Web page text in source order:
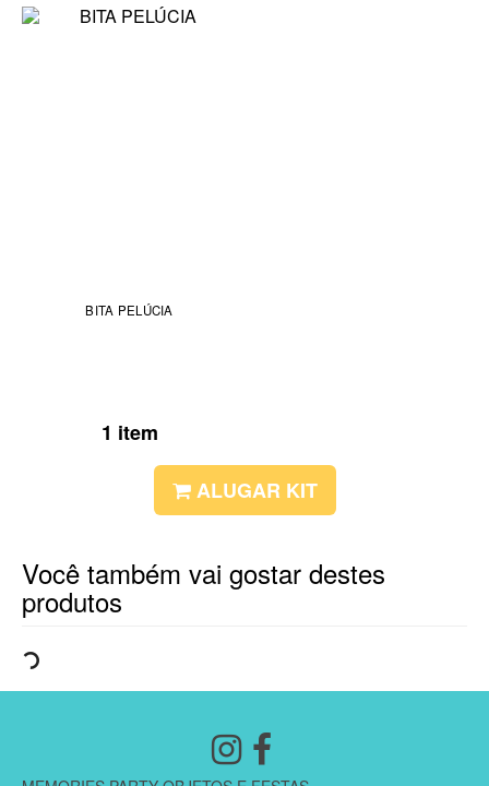
BITA PELÚCIA
1 item
ALUGAR KIT
Você também vai gostar destes
produtos